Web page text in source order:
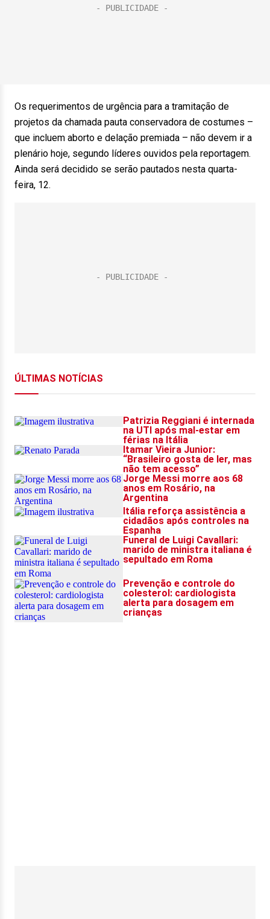
Os requerimentos de urgência para a tramitação de
projetos da chamada pauta conservadora de costumes –
que incluem aborto e delação premiada – não devem ir a
plenário hoje, segundo líderes ouvidos pela reportagem.
Ainda será decidido se serão pautados nesta quarta-
feira, 12.